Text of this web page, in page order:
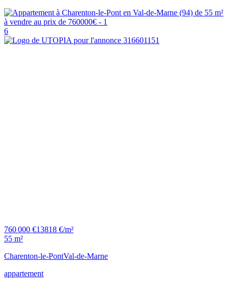
6
760 000 €13818 €/m²
55 m²
Charenton-le-PontVal-de-Marne
appartement